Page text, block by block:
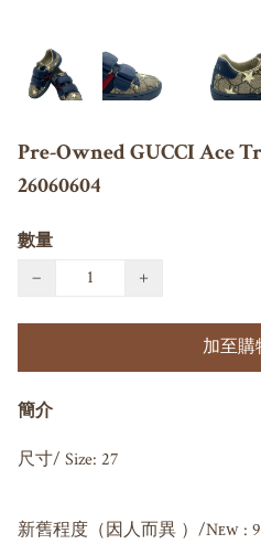
Pre-Owned GUCCI Ace
26060604
數量
−
+
加至購
簡介
尺寸/ Size: 27
新舊程度（因人而異 ）/Nᴇᴡ :